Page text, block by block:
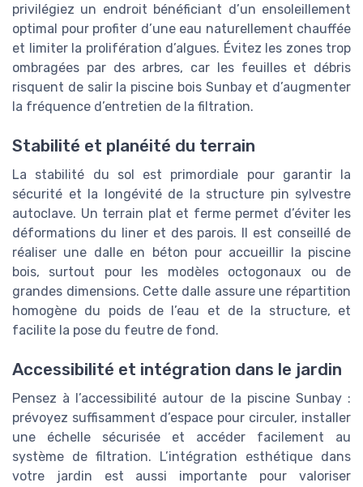
privilégiez un endroit bénéficiant d’un ensoleillement
optimal pour profiter d’une eau naturellement chauffée
et limiter la prolifération d’algues. Évitez les zones trop
ombragées par des arbres, car les feuilles et débris
risquent de salir la piscine bois Sunbay et d’augmenter
la fréquence d’entretien de la filtration.
Stabilité et planéité du terrain
La stabilité du sol est primordiale pour garantir la
sécurité et la longévité de la structure pin sylvestre
autoclave. Un terrain plat et ferme permet d’éviter les
déformations du liner et des parois. Il est conseillé de
réaliser une dalle en béton pour accueillir la piscine
bois, surtout pour les modèles octogonaux ou de
grandes dimensions. Cette dalle assure une répartition
homogène du poids de l’eau et de la structure, et
facilite la pose du feutre de fond.
Accessibilité et intégration dans le jardin
Pensez à l’accessibilité autour de la piscine Sunbay :
prévoyez suffisamment d’espace pour circuler, installer
une échelle sécurisée et accéder facilement au
système de filtration. L’intégration esthétique dans
votre jardin est aussi importante pour valoriser